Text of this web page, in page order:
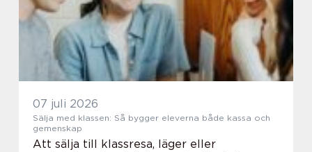
pårørende...
07 juli 2026
Sälja med klassen: Så bygger eleverna både kassa och
gemenskap
Att sälja till klassresa, läger eller